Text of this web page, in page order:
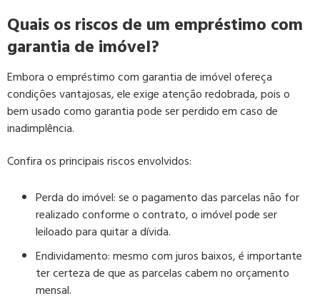
Quais os riscos de um empréstimo com
garantia de imóvel?
Embora o empréstimo com garantia de imóvel ofereça
condições vantajosas, ele exige atenção redobrada, pois o
bem usado como garantia pode ser perdido em caso de
inadimplência.
Confira os principais riscos envolvidos:
Perda do imóvel:se o pagamento das parcelas não for
realizado conforme o contrato, o imóvel pode ser
leiloado para quitar a dívida.
Endividamento:mesmo com juros baixos, é importante
ter certeza de que as parcelas cabem no orçamento
mensal.